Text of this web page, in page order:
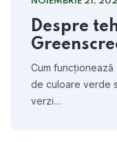
Despre
Cum funcționează
de culoare verde
verzi…